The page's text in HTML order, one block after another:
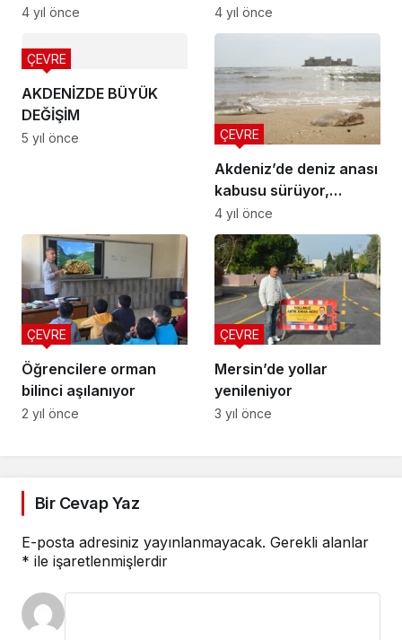
geçiyor
4 yıl önce 4 yıl önce
AKDENİZDE BÜYÜK
DEĞİŞİM
ÇEVRE
5 yıl önce
Akdeniz’de deniz anası
kabusu sürüyor,
Kızkalesi sahiline kadar
geldi
ÇEVRE
4 yıl önce
Öğrencilere orman
bilinci aşılanıyor
ÇEVRE
2 yıl önce
Mersin’de yollar
yenileniyor
ÇEVRE
3 yıl önce
Bir Cevap Yaz
E-posta adresiniz yayınlanmayacak. Gerekli alanlar
* ile işaretlenmişlerdir